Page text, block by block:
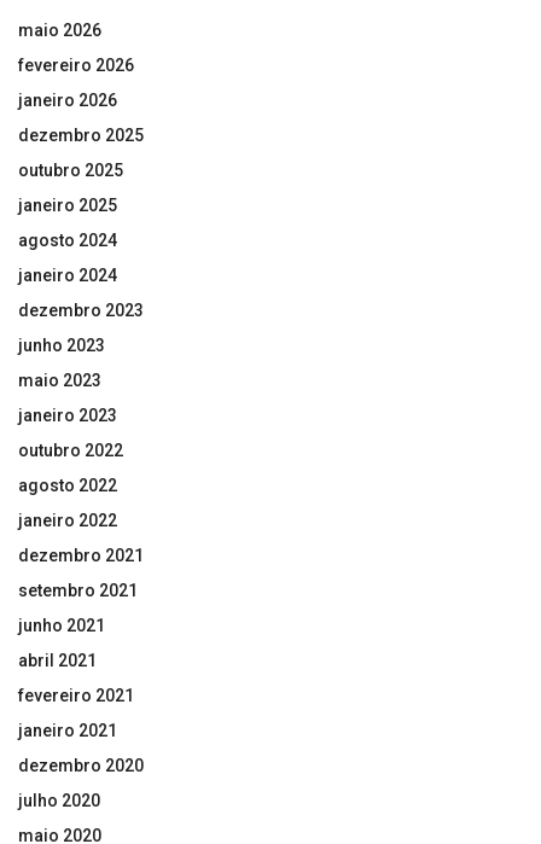
maio 2026
fevereiro 2026
janeiro 2026
dezembro 2025
outubro 2025
janeiro 2025
agosto 2024
janeiro 2024
dezembro 2023
junho 2023
maio 2023
janeiro 2023
outubro 2022
agosto 2022
janeiro 2022
dezembro 2021
setembro 2021
junho 2021
abril 2021
fevereiro 2021
janeiro 2021
dezembro 2020
julho 2020
maio 2020